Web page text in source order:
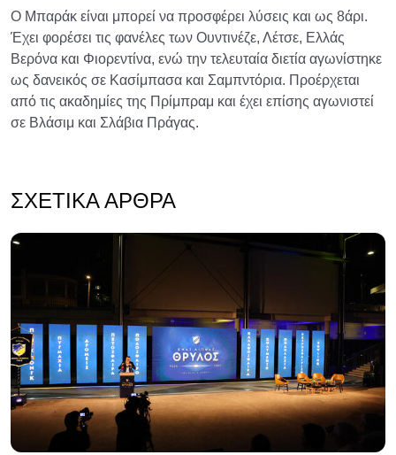
Ο Μπαράκ είναι μπορεί να προσφέρει λύσεις και ως 8άρι.
Έχει φορέσει τις φανέλες των Ουντινέζε, Λέτσε, Ελλάς
Βερόνα και Φιορεντίνα, ενώ την τελευταία διετία αγωνίστηκε
ως δανεικός σε Κασίμπασα και Σαμπντόρια. Προέρχεται
από τις ακαδημίες της Πρίμπραμ και έχει επίσης αγωνιστεί
σε Βλάσιμ και Σλάβια Πράγας.
ΣΧΕΤΙΚΆ ΆΡΘΡΑ